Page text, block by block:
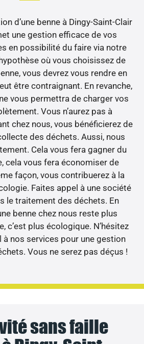
d’une benne à Dingy-Saint-Clair
une gestion efficace de vos
en possibilité du faire via notre
où vous choisissez de
vous devrez vous rendre en
être contraignant. En revanche,
vous permettra de charger vos
Vous n’aurez pas à
chez nous, vous bénéficierez de
des déchets. Aussi, nous
Cela vous fera gagner du
cela vous fera économiser de
façon, vous contribuerez à la
Faites appel à une société
le traitement des déchets. En
benne chez nous reste plus
c’est plus écologique. N’hésitez
à nos services pour une gestion
Vous ne serez pas déçus !
sans faille